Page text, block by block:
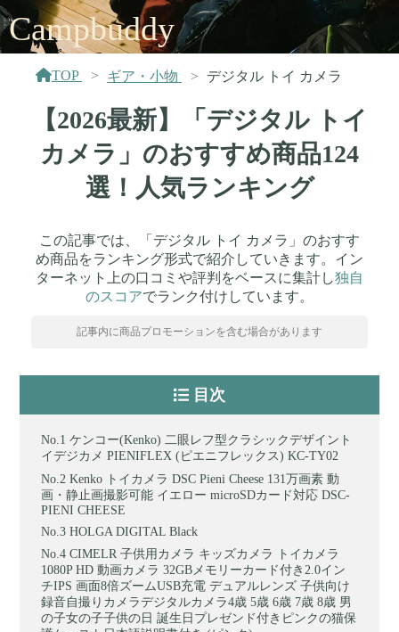
Campbuddy
TOP ギア・小物 デジタル トイ カメラ
【2026最新】「デジタル トイ
カメラ」のおすすめ商品124
選！人気ランキング
この記事では、「デジタル トイ カメラ」のおすす
め商品をランキング形式で紹介していきます。イン
ターネット上の口コミや評判をベースに集計し独自
のスコアでランク付けしています。
記事内に商品プロモーションを含む場合があります
目次
ケンコー(Kenko) 二眼レフ型クラシックデザイント
イデジカメ PIENIFLEX (ピエニフレックス) KC-TY02
Kenko トイカメラ DSC Pieni Cheese 131万画素 動
画・静止画撮影可能 イエロー microSDカード対応 DSC-
PIENI CHEESE
HOLGA DIGITAL Black
CIMELR 子供用カメラ キッズカメラ トイカメラ
1080P HD 動画カメラ 32GBメモリーカード付き2.0イン
チIPS 画面8倍ズームUSB充電 デュアルレンズ 子供向け
録音自撮りカメラデジタルカメラ4歳 5歳 6歳 7歳 8歳 男
の子女の子子供の日 誕生日プレゼンド付きピンクの猫保